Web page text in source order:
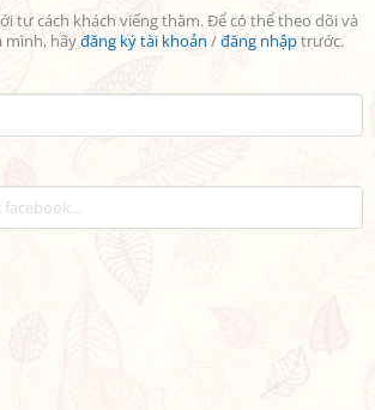
tư cách khách viếng thăm. Để có thể theo dõi và
mình, hãyđăng ký tài khoản /đăng nhậptrước.